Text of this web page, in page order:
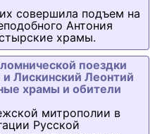
совершила подъем на
Антония
храмы.
поездки
Лискинский Леонтий
храмы и обители
митрополии в
Русской